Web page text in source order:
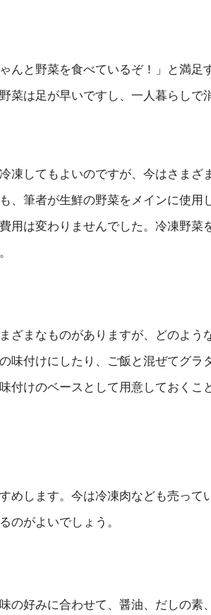
んと野菜を食べているぞ！」と満足
菜は足が早いですし、一人暮らしで
凍してもよいのですが、今はさまざ
、筆者が生鮮の野菜をメインに使用
用は変わりませんでした。冷凍野菜
ざまなものがありますが、どのよう
味付けにしたり、ご飯と混ぜてグラ
付けのベースとして用意しておくこ
めします。今は冷凍肉なども売って
のがよいでしょう。
の好みに合わせて、醤油、だしの素